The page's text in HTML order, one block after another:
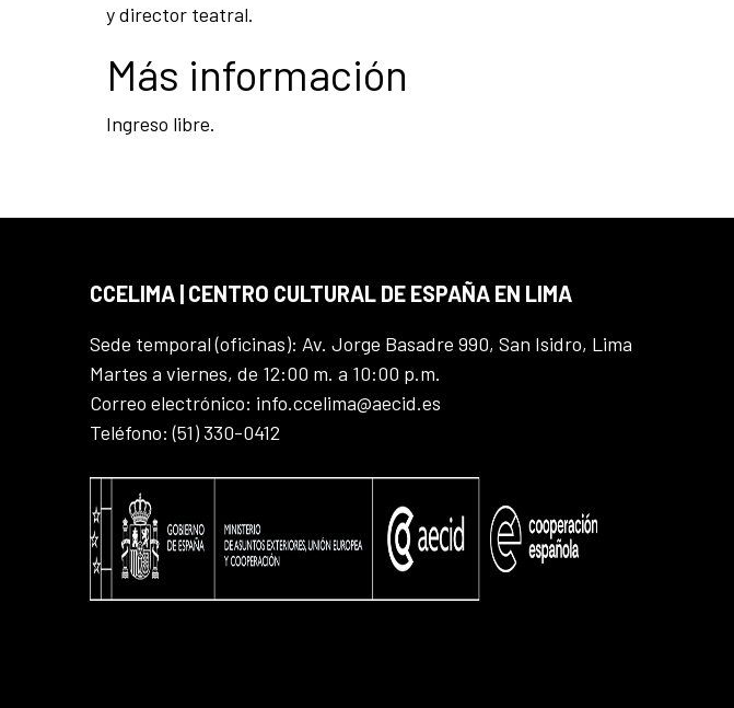
y director teatral.
Más información
Ingreso libre.
CCELIMA | CENTRO CULTURAL DE ESPAÑA EN LIMA
Sede temporal (oficinas): Av. Jorge Basadre 990, San Isidro, Lima
Martes a viernes, de 12:00 m. a 10:00 p.m.
Correo electrónico: info.ccelima@aecid.es
Teléfono: (51) 330-0412